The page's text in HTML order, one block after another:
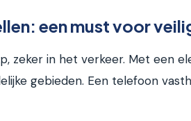
een must voor
zeker in het verkeer. Met een
gebieden. Een telefoon